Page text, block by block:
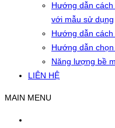
Hướng dẫn
với mẫu sử dụng
Hướng dẫn
Hướng dẫn
Năng lượng bề
LIÊN HỆ
MAIN MENU